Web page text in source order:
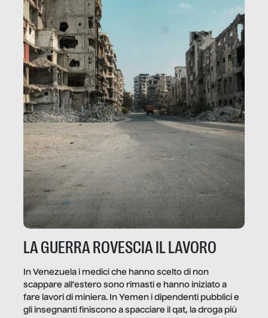
LA GUERRA ROVESCIA IL LAVORO
In Venezuela i medici che hanno scelto di non
scappare all’estero sono rimasti e hanno iniziato a
fare lavori di miniera. In Yemen i dipendenti pubblici e
gli insegnanti finiscono a spacciare il qat, la droga più